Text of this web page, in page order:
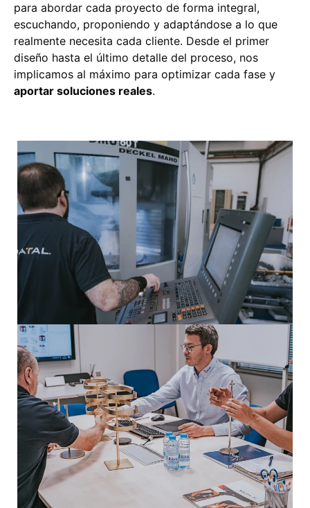
para abordar cada proyecto de forma integral,
escuchando, proponiendo y adaptándose a lo que
realmente necesita cada cliente. Desde el primer
diseño hasta el último detalle del proceso, nos
implicamos al máximo para optimizar cada fase y
aportar soluciones reales.